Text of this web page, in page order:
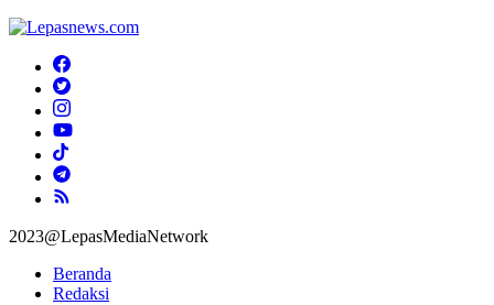
2023@LepasMediaNetwork
Beranda
Redaksi